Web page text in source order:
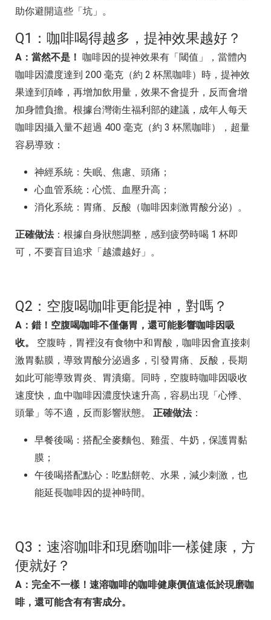
助你避開這些「坑」。
Q1：咖啡喝得越多，提神效果越好？
A：當然不是！ 咖啡因的提神效果有「閾值」，當體內
咖啡因濃度達到 200 毫克（約 2 杯黑咖啡）時，提神效
果達到頂峰，再增加飲用量，效果不會提升，反而會增
加身體負擔。根據台灣衛生福利部的建議，成年人每天
咖啡因攝入量不超過 400 毫克（約 3 杯黑咖啡），超量
容易導致：
神經系統：失眠、焦慮、頭痛；
心血管系統：心慌、血壓升高；
消化系統：胃痛、反酸（咖啡因刺激胃酸分泌）。
正確做法：根據自身狀態調整，感到疲勞時喝 1 杯即
可，不要盲目追求「越濃越好」。
Q2：空腹喝咖啡更能提神，對嗎？
A：錯！空腹喝咖啡不僅傷胃，還可能影響咖啡因吸
收。
空腹時，胃裡沒有食物中和胃酸，咖啡因會直接刺
激胃黏膜，導致胃酸分泌過多，引發胃痛、反酸，長期
如此可能導致胃炎、胃潰瘍。同時，空腹時咖啡因吸收
速度快，血中咖啡因濃度快速升高，容易出現「心悸、
頭暈」等不適，反而影響狀態。 正確做法：
早餐後喝：搭配全麥麵包、雞蛋、牛奶，保護胃黏
膜；
午後喝搭配點心：吃點餅乾、水果，減少刺激，也
能延長咖啡因的提神時間。
Q3：速溶咖啡和現磨咖啡一樣健康，方
便就好？
A：完全不一樣！速溶咖啡的咖啡健康價值遠低於現磨咖
啡，還可能含有有害成分。